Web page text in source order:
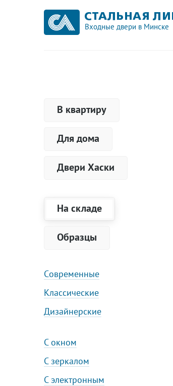
Входные двери в Минске
В квартиру
Для дома
Двери Хаски
На складе
Образцы
Cовременные
Классические
Дизайнерские
С окном
С зеркалом
С электронным